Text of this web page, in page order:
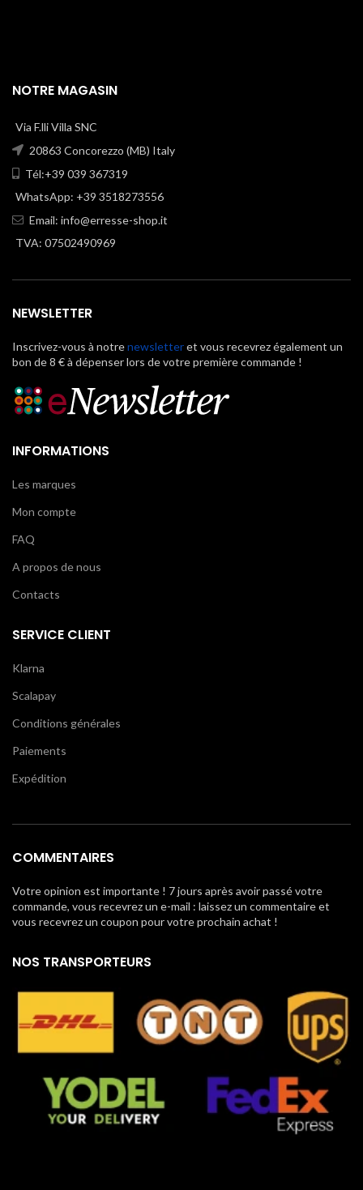
NOTRE MAGASIN
Via F.lli Villa SNC
20863 Concorezzo (MB) Italy
Tél:+39 039 367319
WhatsApp: +39 3518273556
Email: info@erresse-shop.it
TVA: 07502490969
NEWSLETTER
Inscrivez-vous à notrenewsletteret vous recevrez également un
bon de 8 € à dépenser lors de votre première commande !
INFORMATIONS
Les marques
Mon compte
FAQ
A propos de nous
Contacts
SERVICE CLIENT
Klarna
Scalapay
Conditions générales
Paiements
Expédition
COMMENTAIRES
Votre opinion est importante ! 7 jours après avoir passé votre
commande, vous recevrez un e-mail : laissez un commentaire et
vous recevrez un coupon pour votre prochain achat !
NOS TRANSPORTEURS